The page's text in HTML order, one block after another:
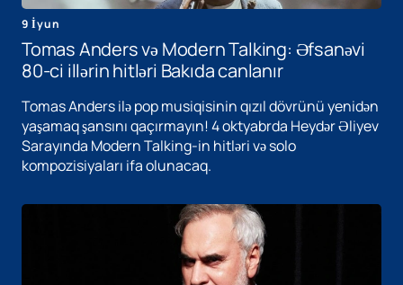
9 İyun
Tomas Anders və Modern Talking: Əfsanəvi
80-ci illərin hitləri Bakıda canlanır
Tomas Anders ilə pop musiqisinin qızıl dövrünü yenidən
yaşamaq şansını qaçırmayın! 4 oktyabrda Heydər Əliyev
Sarayında Modern Talking-in hitləri və solo
kompozisiyaları ifa olunacaq.